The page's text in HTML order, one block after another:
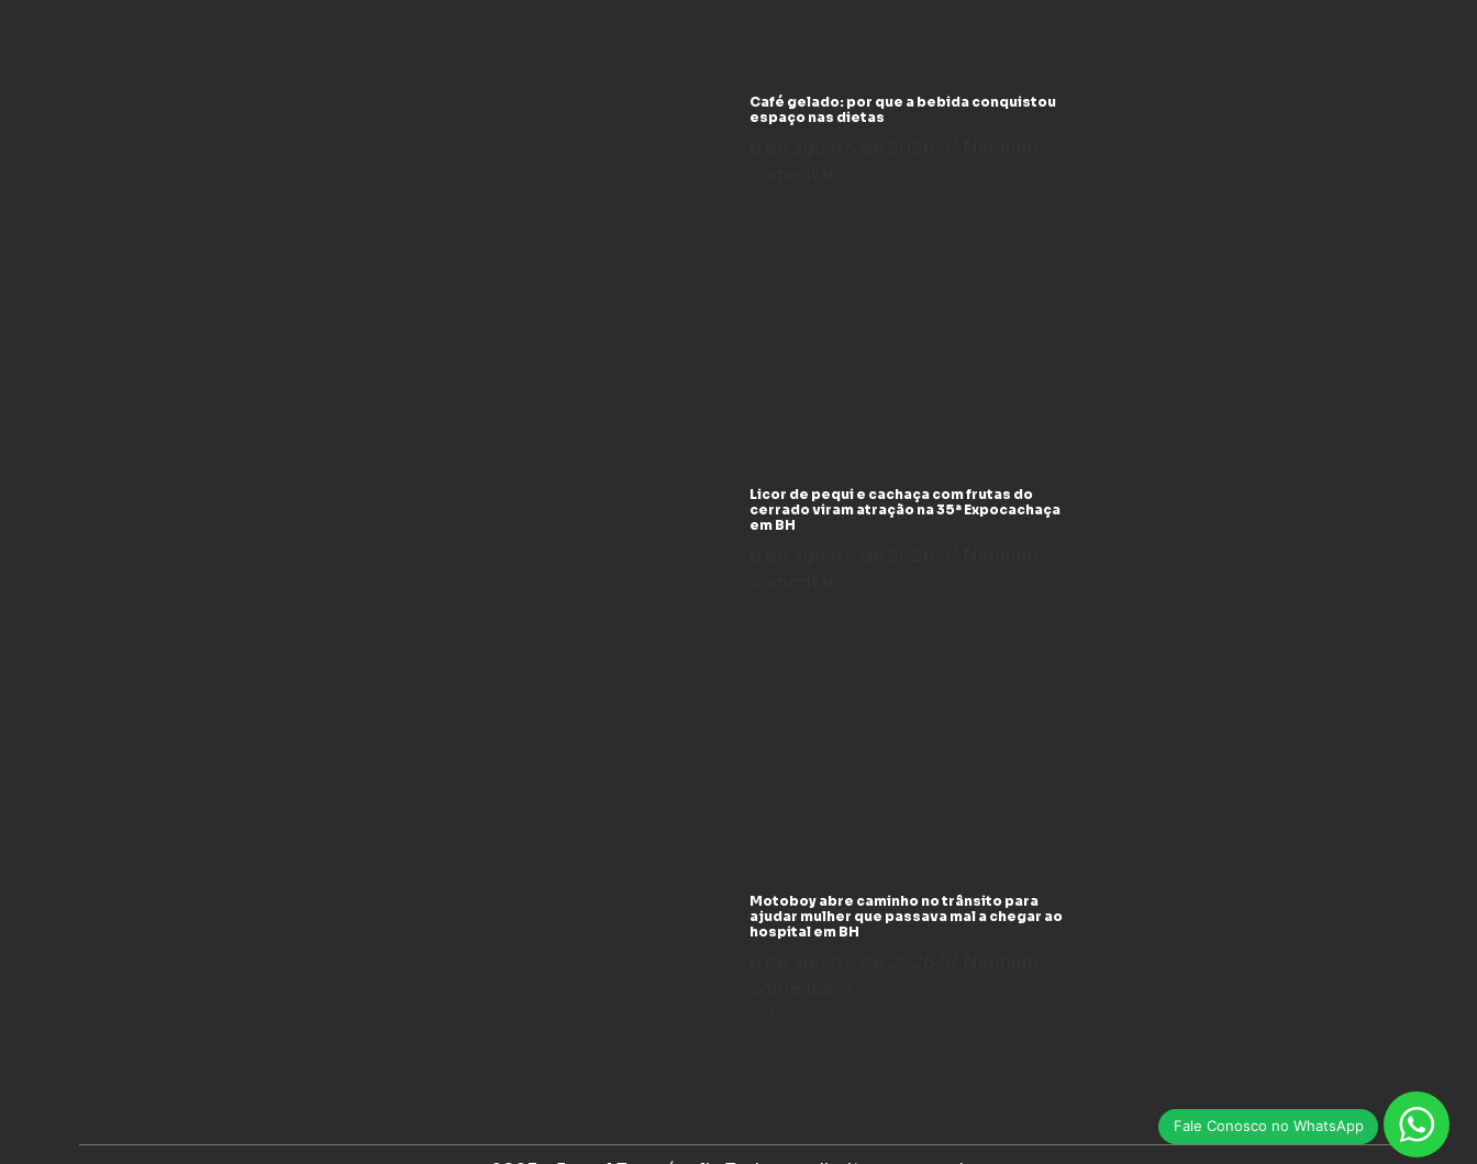
Fale Conosco no WhatsApp
Café gelado: por que a bebida conquistou
espaço nas dietas
Licor de pequi e cachaça com frutas do
cerrado viram atração na 35ª Expocachaça
em BH
Motoboy abre caminho no trânsito para
ajudar mulher que passava mal a chegar ao
hospital em BH